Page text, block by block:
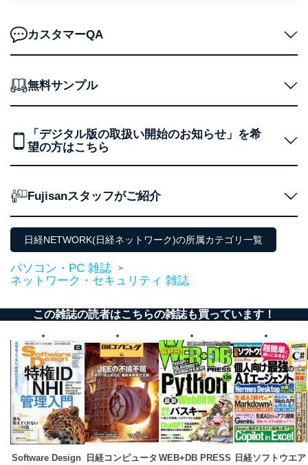
護管理者の責任のもと、個人情報を取得・アクセス・利
用・提供・管理いたします。
東京都渋谷区南平台町16-11
株式会社富士山マガジンサービス
代表取締役会長 西野 伸一郎
田 嘉也
２．利用目的
りです。
No
個人情報の種類 利用目的
当社の定期購読サ
ービス等をご利用
購入商品の配送のため
商品代金回収のため
ｅメール等による商品、サービ
のため
閲覧履歴や購買履歴等の情報を分
析して、趣味・嗜好に
応じた新商品・サービスに関する
広告のため
2
当社にお問合わせ
いただいた方の個
人情報
お問い合わせ対応、トラブル対
処、オペレーター教育など応対品
質向上のため
3
当社カスタマーQ＆
Aサービス利用者
カスタマーQ＆Aサイトの投稿内容
の確認のため
ｅメール等によるカスタマーQ＆A
サイトのサービス内容のご案内の
カスタマーQA
無料サンプル
「デジタル版の取扱い開始のお知らせ」を希
望の方はこちら
Fujisanスタッフがご紹介
日経NETWORK(日経ネットワーク)の所属カテゴリ一覧
パソコン・PC 雑誌 >
ネットワーク・セキュリティ 雑誌
この雑誌の読者はこちらの雑誌も買っています！
Software Design
日経コンピュータ WEB+DB PRESS 日経ソフトウエア